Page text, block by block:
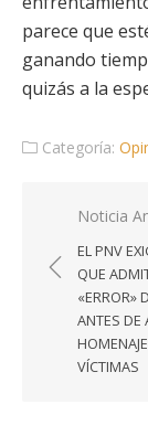
parece que
ganando
quizás a la
Categoría:
Noticia
EL PNV
QUE
«ERROR»
ANTES DE
VÍCTIMAS